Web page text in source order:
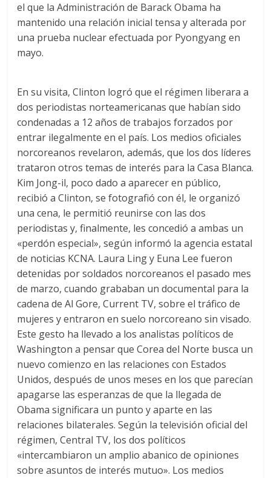
el que la Administración de Barack Obama ha
mantenido una relación inicial tensa y alterada por
una prueba nuclear efectuada por Pyongyang en
mayo.
En su visita, Clinton logró que el régimen liberara a
dos periodistas norteamericanas que habían sido
condenadas a 12 años de trabajos forzados por
entrar ilegalmente en el país. Los medios oficiales
norcoreanos revelaron, además, que los dos líderes
trataron otros temas de interés para la Casa Blanca.
Kim Jong-il, poco dado a aparecer en público,
recibió a Clinton, se fotografió con él, le organizó
una cena, le permitió reunirse con las dos
periodistas y, finalmente, les concedió a ambas un
«perdón especial», según informó la agencia estatal
de noticias KCNA. Laura Ling y Euna Lee fueron
detenidas por soldados norcoreanos el pasado mes
de marzo, cuando grababan un documental para la
cadena de Al Gore, Current TV, sobre el tráfico de
mujeres y entraron en suelo norcoreano sin visado.
Este gesto ha llevado a los analistas políticos de
Washington a pensar que Corea del Norte busca un
nuevo comienzo en las relaciones con Estados
Unidos, después de unos meses en los que parecían
apagarse las esperanzas de que la llegada de
Obama significara un punto y aparte en las
relaciones bilaterales. Según la televisión oficial del
régimen, Central TV, los dos políticos
«intercambiaron un amplio abanico de opiniones
sobre asuntos de interés mutuo». Los medios